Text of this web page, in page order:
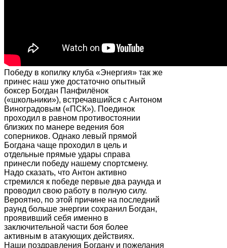
Победу в копилку клуба «Энергия» так же
принес наш уже достаточно опытный
боксер Богдан Панфилёнок
(«школьники»), встречавшийся с Антоном
Виноградовым («ПСК»). Поединок
проходил в равном противостоянии
близких по манере ведения боя
соперников. Однако левый прямой
Богдана чаще проходил в цель и
отдельные прямые удары справа
принесли победу нашему спортсмену.
Надо сказать, что Антон активно
стремился к победе первые два раунда и
проводил свою работу в полную силу.
Вероятно, по этой причине на последний
раунд больше энергии сохранил Богдан,
проявивший себя именно в
заключительной части боя более
активным в атакующих действиях.
Наши поздравления Богдану и пожелания